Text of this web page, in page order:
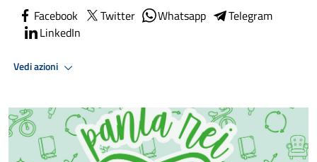
Facebook Twitter Whatsapp
Telegram
LinkedIn
Vedi azioni